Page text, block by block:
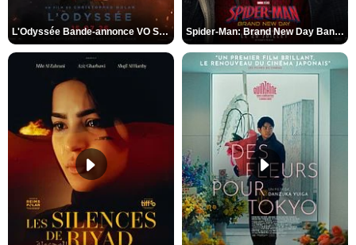
L'Odyssée Bande-annonce VO STFR Spider-Man: Brand New Day Bande-annonce VO STFR